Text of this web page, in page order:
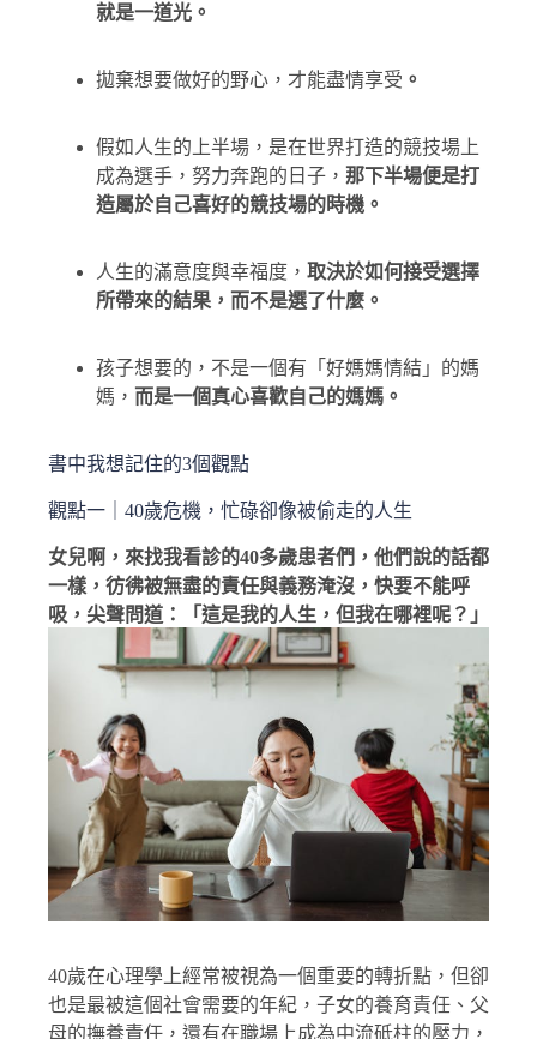
就是一道光。
拋棄想要做好的野心，才能盡情享受 。
假如人生的上半場，是在世界打造的競技場上
成為選手，努力奔跑的日子， 那下半場便是打
造屬於自己喜好的競技場的時機。
人生的滿意度與幸福度， 取決於如何接受選擇
所帶來的結果，而不是選了什麼。
孩子想要的，不是一個有「好媽媽情結」的媽
媽， 而是一個真心喜歡自己的媽媽。
書中我想記住的3個觀點
觀點一｜40歲危機，忙碌卻像被偷走的人生
女兒啊，來找我看診的40多歲患者們，他們說的話都
一樣，彷彿被無盡的責任與義務淹沒，快要不能呼
吸，尖聲問道：「這是我的人生，但我在哪裡呢？」
40歲在心理學上經常被視為一個重要的轉折點，但卻
也是最被這個社會需要的年紀，子女的養育責任、父
母的撫養責任，還有在職場上成為中流砥柱的壓力，